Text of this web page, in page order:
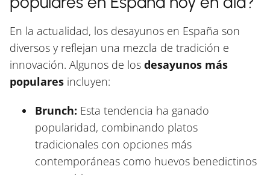
En la actualidad, los desayunos en España son
diversos y reflejan una mezcla de tradición e
innovación. Algunos de los desayunos más
populares incluyen:
Brunch: Esta tendencia ha ganado
popularidad, combinando platos
tradicionales con opciones más
contemporáneas como huevos benedictinos